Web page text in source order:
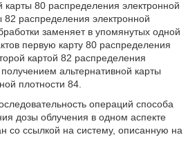
карты 80 распределения электронной
82 распределения электронной
заменяет в упомянутых одной
первую карту 80 распределения
картой 82 распределения
альтернативной карты
плотности 84.
операций способа
дозы облучения в одном аспекте
со ссылкой на систему, описанную на